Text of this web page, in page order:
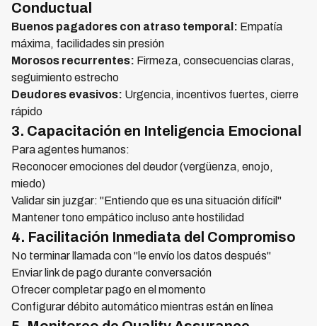
Conductual
Buenos pagadores con atraso temporal: Empatía
máxima, facilidades sin presión
Morosos recurrentes: Firmeza, consecuencias claras,
seguimiento estrecho
Deudores evasivos: Urgencia, incentivos fuertes, cierre
rápido
3. Capacitación en Inteligencia Emocional
Para agentes humanos:
Reconocer emociones del deudor (vergüenza, enojo,
miedo)
Validar sin juzgar: "Entiendo que es una situación difícil"
Mantener tono empático incluso ante hostilidad
4. Facilitación Inmediata del Compromiso
No terminar llamada con "le envío los datos después"
Enviar link de pago durante conversación
Ofrecer completar pago en el momento
Configurar débito automático mientras están en línea